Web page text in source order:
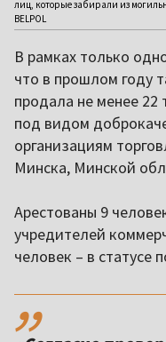
лиц, которые забирали из
BELPOL
В рамках только
что в прошлом году
продала не менее
под видом
организациям
Минска, Минской
Арестованы 9
учредителей
человек – в статусе
,,